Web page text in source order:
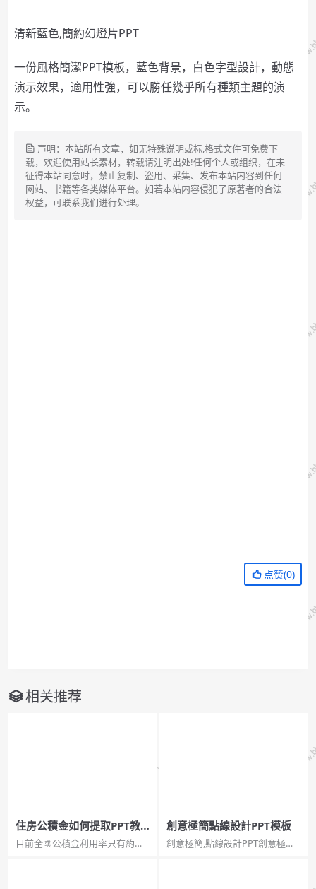
清新藍色,簡約幻燈片PPT
一份風格簡潔PPT模板，藍色背景，白色字型設計，動態
演示效果，適用性強，可以勝任幾乎所有種類主題的演
示。
声明：本站所有文章，如无特殊说明或标,格式文件可免费下
载，欢迎使用站长素材，转载请注明出处!任何个人或组织，在未
征得本站同意时，禁止复制、盗用、采集、发布本站内容到任何
网站、书籍等各类媒体平台。如若本站内容侵犯了原著者的合法
权益，可联系我们进行处理。
点赞(0)
相关推荐
住房公積金如何提取PPT教
程
目前全國公積金利用率只有約
創意極簡點線設計PPT模板
創意極簡,點線設計PPT創意極簡